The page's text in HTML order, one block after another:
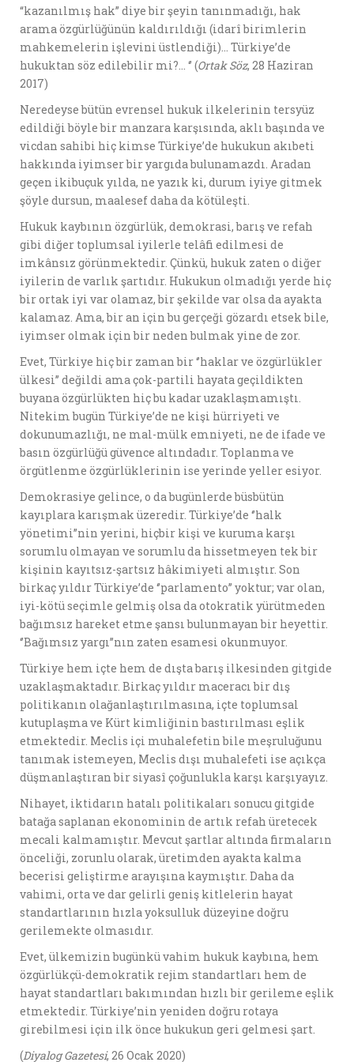
“kazanılmış hak” diye bir şeyin tanınmadığı, hak
arama özgürlüğünün kaldırıldığı (idarî birimlerin
mahkemelerin işlevini üstlendiği)… Türkiye’de
hukuktan söz edilebilir mi?… ‘’ (Ortak Söz, 28 Haziran
2017)
Neredeyse bütün evrensel hukuk ilkelerinin tersyüz
edildiği böyle bir manzara karşısında, aklı başında ve
vicdan sahibi hiç kimse Türkiye’de hukukun akıbeti
hakkında iyimser bir yargıda bulunamazdı. Aradan
geçen ikibuçuk yılda, ne yazık ki, durum iyiye gitmek
şöyle dursun, maalesef daha da kötüleşti.
Hukuk kaybının özgürlük, demokrasi, barış ve refah
gibi diğer toplumsal iyilerle telâfi edilmesi de
imkânsız görünmektedir. Çünkü, hukuk zaten o diğer
iyilerin de varlık şartıdır. Hukukun olmadığı yerde hiç
bir ortak iyi var olamaz, bir şekilde var olsa da ayakta
kalamaz. Ama, bir an için bu gerçeği gözardı etsek bile,
iyimser olmak için bir neden bulmak yine de zor.
Evet, Türkiye hiç bir zaman bir ‘’haklar ve özgürlükler
ülkesi’’ değildi ama çok-partili hayata geçildikten
buyana özgürlükten hiç bu kadar uzaklaşmamıştı.
Nitekim bugün Türkiye’de ne kişi hürriyeti ve
dokunumazlığı, ne mal-mülk emniyeti, ne de ifade ve
basın özgürlüğü güvence altındadır. Toplanma ve
örgütlenme özgürlüklerinin ise yerinde yeller esiyor.
Demokrasiye gelince, o da bugünlerde büsbütün
kayıplara karışmak üzeredir. Türkiye’de ‘’halk
yönetimi’’nin yerini, hiçbir kişi ve kuruma karşı
sorumlu olmayan ve sorumlu da hissetmeyen tek bir
kişinin kayıtsız-şartsız hâkimiyeti almıştır. Son
birkaç yıldır Türkiye’de ‘’parlamento’’ yoktur; var olan,
iyi-kötü seçimle gelmiş olsa da otokratik yürütmeden
bağımsız hareket etme şansı bulunmayan bir heyettir.
‘’Bağımsız yargı’’nın zaten esamesi okunmuyor.
Türkiye hem içte hem de dışta barış ilkesinden gitgide
uzaklaşmaktadır. Birkaç yıldır maceracı bir dış
politikanın olağanlaştırılmasına, içte toplumsal
kutuplaşma ve Kürt kimliğinin bastırılması eşlik
etmektedir. Meclis içi muhalefetin bile meşruluğunu
tanımak istemeyen, Meclis dışı muhalefeti ise açıkça
düşmanlaştıran bir siyasî çoğunlukla karşı karşıyayız.
Nihayet, iktidarın hatalı politikaları sonucu gitgide
batağa saplanan ekonominin de artık refah üretecek
mecali kalmamıştır. Mevcut şartlar altında firmaların
önceliği, zorunlu olarak, üretimden ayakta kalma
becerisi geliştirme arayışına kaymıştır. Daha da
vahimi, orta ve dar gelirli geniş kitlelerin hayat
standartlarının hızla yoksulluk düzeyine doğru
gerilemekte olmasıdır.
Evet, ülkemizin bugünkü vahim hukuk kaybına, hem
özgürlükçü-demokratik rejim standartları hem de
hayat standartları bakımından hızlı bir gerileme eşlik
etmektedir. Türkiye’nin yeniden doğru rotaya
girebilmesi için ilk önce hukukun geri gelmesi şart.
(Diyalog Gazetesi, 26 Ocak 2020)